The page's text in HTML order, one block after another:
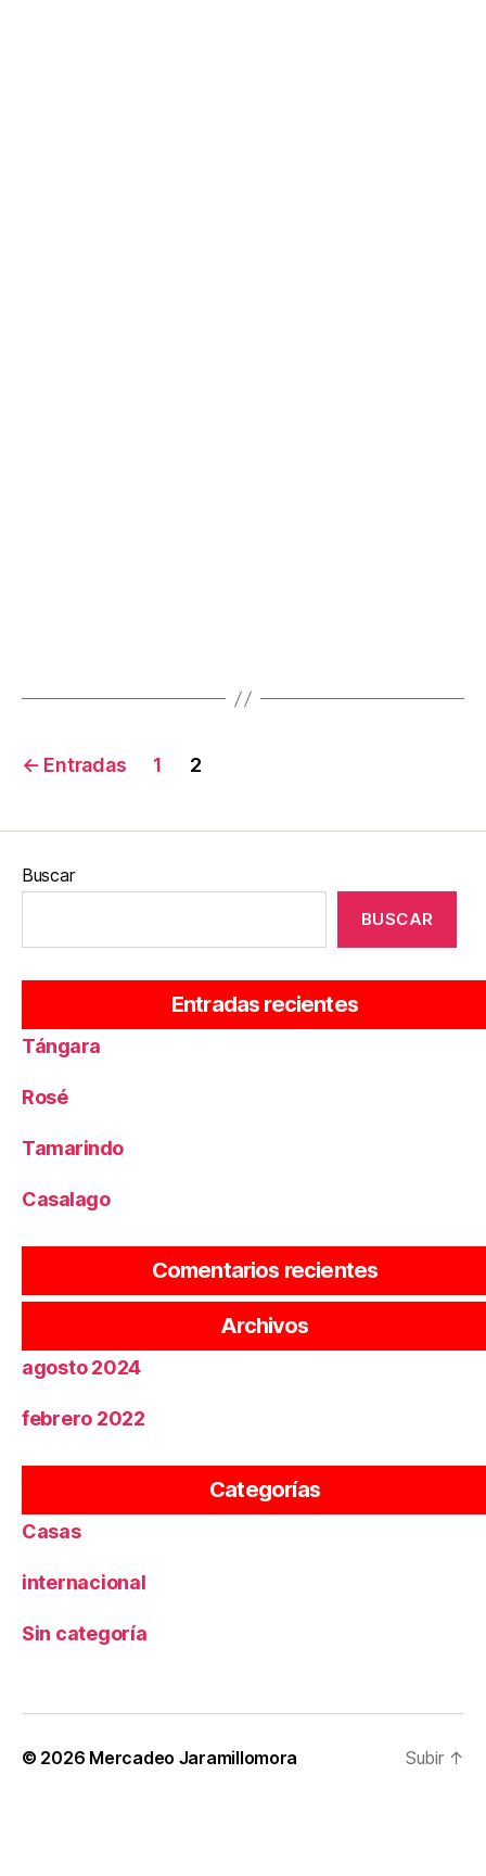
← Entradas 1 2
Buscar
BUSCAR
Entradas recientes
Tángara
Rosé
Tamarindo
Casalago
Comentarios recientes
No hay comentarios que mostrar.
Archivos
agosto 2024
febrero 2022
Categorías
Casas
internacional
Sin categoría
© 2026 Mercadeo Jaramillomora Subir ↑